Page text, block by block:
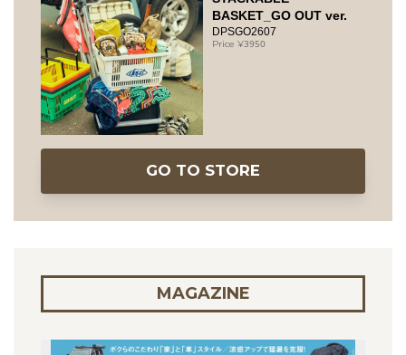
BASKET_GO OUT ver.
DPSGO2607
3950
GO TO STORE
MAGAZINE